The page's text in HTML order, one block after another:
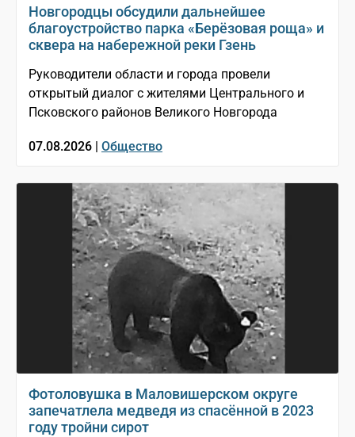
Новгородцы обсудили дальнейшее
благоустройство парка «Берёзовая роща» и
сквера на набережной реки Гзень
Руководители области и города провели
открытый диалог с жителями Центрального и
Псковского районов Великого Новгорода
07.08.2026 | Общество
Фотоловушка в Маловишерском округе
запечатлела медведя из спасённой в 2023
году тройни сирот